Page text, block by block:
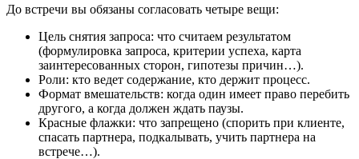
До встречи вы обязаны согласовать четыре вещи:
Цель снятия запроса: что считаем результатом
(формулировка запроса, критерии успеха, карта
заинтересованных сторон, гипотезы причин…).
Роли: кто ведет содержание, кто держит процесс.
Формат вмешательств: когда один имеет право перебить
другого, а когда должен ждать паузы.
Красные флажки: что запрещено (спорить при клиенте,
спасать партнера, подкалывать, учить партнера на
встрече…).